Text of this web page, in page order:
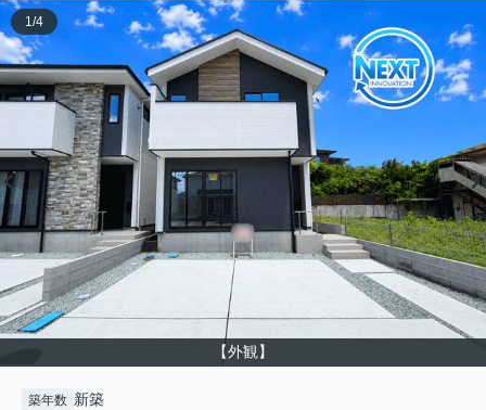
【外観】
1 /4
築年数 新築